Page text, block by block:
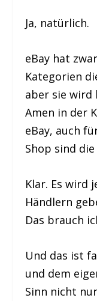
Ja, natürlich.
eBay hat
Kategorien
aber sie wird
Amen in der
eBay, auch
Shop sind
Klar. Es wird
Händlern
Das brauch
Und das ist
und dem
Sinn nicht